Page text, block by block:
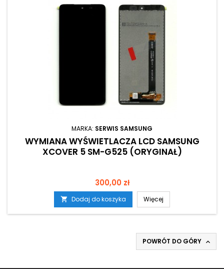
MARKA: SERWIS SAMSUNG
WYMIANA WYŚWIETLACZA LCD SAMSUNG
XCOVER 5 SM-G525 (ORYGINAŁ)
Cena
300,00 zł
 Dodaj do koszyka Więcej
POWRÓT DO GÓRY 